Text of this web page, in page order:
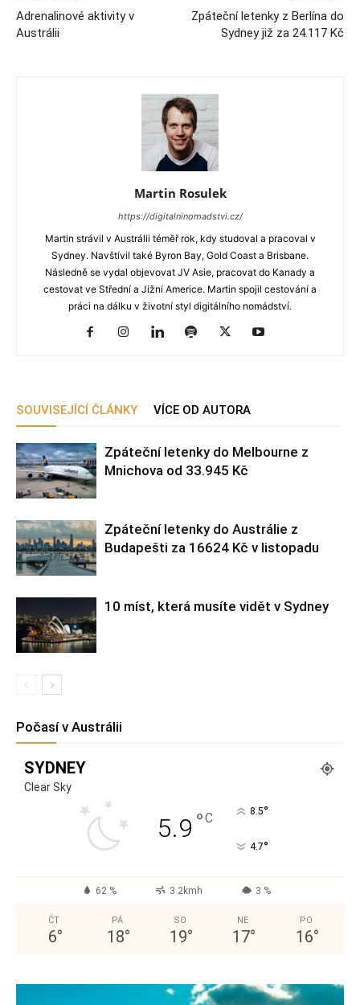
Adrenalinové aktivity v
Austrálii
Zpáteční letenky z Berlína do
Sydney již za 24.117 Kč
Martin Rosulek
https://digitalninomadstvi.cz/
Martin strávil v Austrálii téměř rok, kdy studoval a pracoval v
Sydney. Navštívil také Byron Bay, Gold Coast a Brisbane.
Následně se vydal objevovat JV Asie, pracovat do Kanady a
cestovat ve Střední a Jižní Americe. Martin spojil cestování a
práci na dálku v životní styl digitálního nomádství.
SOUVISEJÍCÍ ČLÁNKY VÍCE OD AUTORA
Zpáteční letenky do Melbourne z
Mnichova od 33.945 Kč
Zpáteční letenky do Austrálie z
Budapešti za 16624 Kč v listopadu
10 míst, která musíte vidět v Sydney
Počasí v Austrálii
SYDNEY
Clear Sky
5.9 °C 8.5°
4.7°
62 % 3.2kmh 3 %
ČT
6°
PÁ
18°
SO
19°
NE
17°
PO
16°